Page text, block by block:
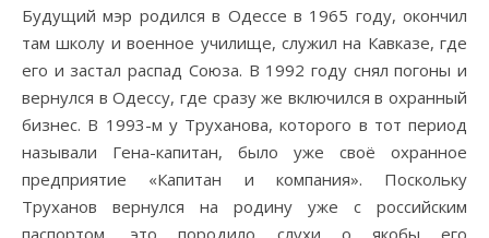
Будущий мэр родился в Одессе в 1965 году, окончил
там школу и военное училище, служил на Кавказе, где
его и застал распад Союза. В 1992 году снял погоны и
вернулся в Одессу, где сразу же включился в охранный
бизнес. В 1993-м у Труханова, которого в тот период
называли Гена-капитан, было уже своё охранное
предприятие «Капитан и компания». Поскольку
Труханов вернулся на родину уже с российским